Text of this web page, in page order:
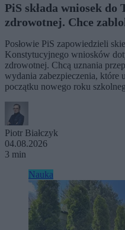
PiS składa wniosek do
zdrowotnej. Chce
Posłowie PiS zapowiedzieli
Konstytucyjnego wniosków
zdrowotnej. Chcą uznania
wydania zabezpieczenia, które
początku nowego roku
Piotr Białczyk
04.08.2026
3 min
Nauka